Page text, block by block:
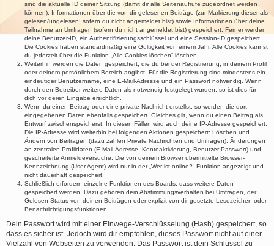
sind die aktuelle ID deiner Sitzung (damit dir alle Seitenaufrufe zugeordnet werden
können), Informationen über die von dir gelesenen Beiträge (zur Markierung dieser als
gelesen/ungelesen; sofern du nicht angemeldet bist) sowie Informationen über deine
Teilnahme an Umfragen (sofern du nicht angemeldet bist) gespeichert. Ferner werden
deine Benutzer-ID, ein Authentifizierungsschlüssel und eine Session-ID gespeichert.
Die Cookies haben standardmäßig eine Gültigkeit von einem Jahr. Alle Cookies kannst
du jederzeit über die Funktion „Alle Cookies löschen“ löschen.
Weiterhin werden die Daten gespeichert, die du bei der Registrierung, in deinem Profil
oder deinem persönlichem Bereich angibst. Für die Registrierung sind mindestens ein
eindeutiger Benutzername, eine E-Mail-Adresse und ein Passwort notwendig. Wenn
durch den Betreiber weitere Daten als notwendig festgelegt wurden, so ist dies für
dich vor deren Eingabe ersichtlich.
Wenn du einen Beitrag oder eine private Nachricht erstellst, so werden die dort
eingegebenen Daten ebenfalls gespeichert. Gleiches gilt, wenn du einen Beitrag als
Entwurf zwischenspeicherst. In diesen Fällen wird auch deine IP-Adresse gespeichert.
Die IP-Adresse wird weiterhin bei folgenden Aktionen gespeichert: Löschen und
Ändern von Beiträgen (dazu zählen Private Nachrichten und Umfragen), Änderungen
an zentralen Profildaten (E-Mail-Adresse, Kontoaktivierung, Benutzer-Passwort) und
gescheiterte Anmeldeversuche. Die von deinem Browser übermittelte Browser-
Kennzeichnung (User Agent) wird nur in der „Wer ist online?“-Funktion angezeigt und
nicht dauerhaft gespeichert.
Schließlich erfordern einzelne Funktionen des Boards, dass weitere Daten
gespeichert werden. Dazu gehören dein Abstimmungsverhalten bei Umfragen, der
Gelesen-Status von deinen Beiträgen oder explizit von dir gesetzte Lesezeichen oder
Benachrichtigungsfunktionen.
Dein Passwort wird mit einer Einwege-Verschlüsselung (Hash) gespeichert, so
dass es sicher ist. Jedoch wird dir empfohlen, dieses Passwort nicht auf einer
Vielzahl von Webseiten zu verwenden. Das Passwort ist dein Schlüssel zu